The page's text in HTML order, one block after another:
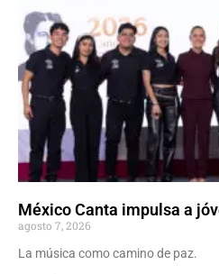
México Canta impulsa a
agosto 7, 2026
La música como camino de paz.